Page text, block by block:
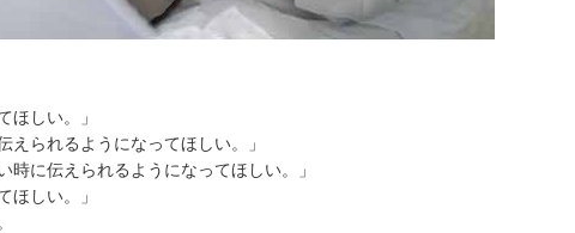
ほしい。」
えられるようになってほしい。」
時に伝えられるようになってほしい。」
ほしい。」